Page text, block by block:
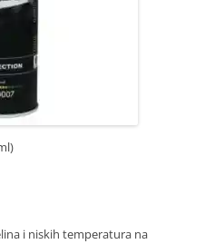
i niskih temperatura na